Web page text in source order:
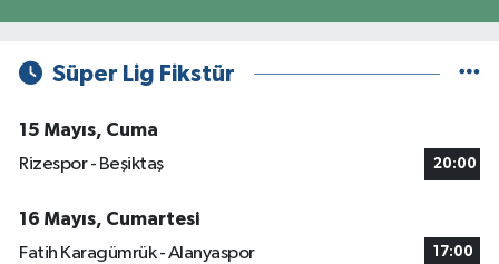
Süper Lig Fikstür
15 Mayıs, Cuma
Rizespor - Beşiktaş
20:00
16 Mayıs, Cumartesi
Fatih Karagümrük - Alanyaspor
17:00